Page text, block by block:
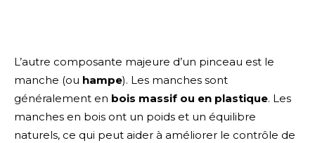
L’autre composante majeure d’un pinceau est le
manche (ou hampe). Les manches sont
généralement en bois massif ou en plastique. Les
manches en bois ont un poids et un équilibre
naturels, ce qui peut aider à améliorer le contrôle de